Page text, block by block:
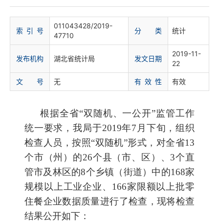
索 引 号
011043428/2019-
47710
分 类 统计
发布机构 湖北省统计局 发文日期
2019-11-
22
文 号 无 有 效 性 有效
根据全省“双随机、一公开”监管工作
统一要求，我局于2019年7月下旬，组织
检查人员，按照“双随机”形式，对全省13
个市（州）的26个县（市、区）、3个直
管市及林区的8个乡镇（街道）中的168家
规模以上工业企业、166家限额以上批零
住餐企业数据质量进行了检查，现将检查
结果公开如下：